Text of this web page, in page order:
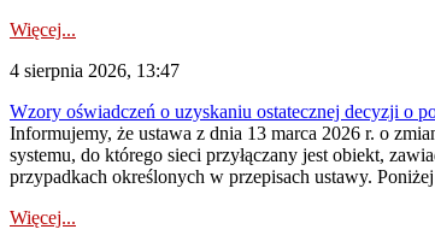
Więcej...
4 sierpnia 2026, 13:47
Wzory oświadczeń o uzyskaniu ostatecznej decyzji o
Informujemy, że ustawa z dnia 13 marca 2026 r. o
systemu, do którego sieci przyłączany jest obiekt,
przypadkach określonych w przepisach ustawy.
Więcej...